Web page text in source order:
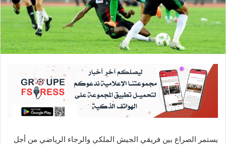
يستمر الصراع بين فريقي الجيش الملكي والرجاء الرياضي من أجل